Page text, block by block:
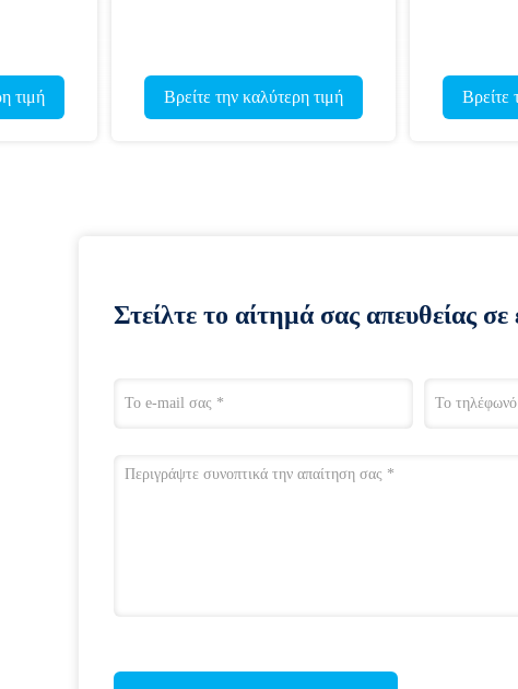
τιμή Βρείτε την καλύτερη τιμή Βρείτε
Στείλτε το αίτημά σας απευθείας σε